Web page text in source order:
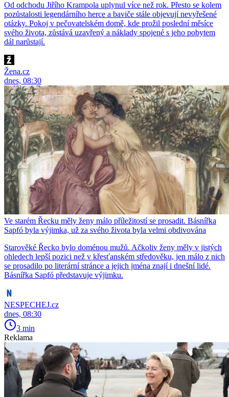
Od odchodu Jiřího Krampola uplynul více než rok. Přesto se kolem
pozůstalosti legendárního herce a baviče stále objevují nevyřešené
otázky. Pokoj v pečovatelském domě, kde prožil poslední měsíce
svého života, zůstává uzavřený a náklady spojené s jeho pobytem
dál narůstají.
Žena.cz
dnes, 08:30
Ve starém Řecku měly ženy málo příležitostí se prosadit. Básnířka
Sapfó byla výjimka, už za svého života byla velmi obdivována
Starověké Řecko bylo doménou mužů. Ačkoliv ženy měly v jistých
ohledech lepší pozici než v křesťanském středověku, jen málo z nich
se prosadilo po literární stránce a jejich jména znají i dnešní lidé.
Básnířka Sapfó představuje výjimku.
NESPECHEJ.cz
dnes, 08:30
3 min
Reklama